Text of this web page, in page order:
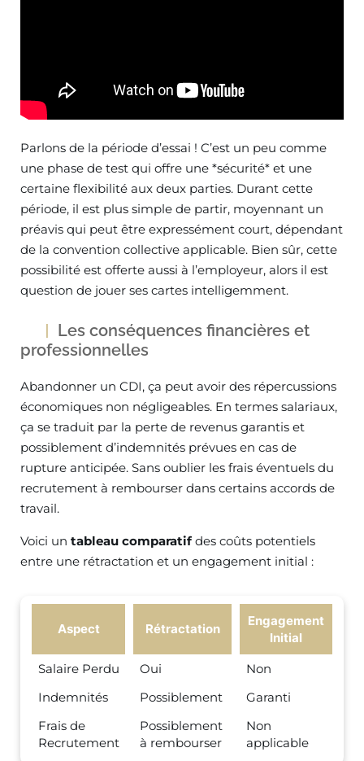
Parlons de la période d’essai ! C’est un peu comme
une phase de test qui offre une *sécurité* et une
certaine flexibilité aux deux parties. Durant cette
période, il est plus simple de partir, moyennant un
préavis qui peut être expressément court, dépendant
de la convention collective applicable. Bien sûr, cette
possibilité est offerte aussi à l’employeur, alors il est
question de jouer ses cartes intelligemment.
Les conséquences financières et
professionnelles
Abandonner un CDI, ça peut avoir des répercussions
économiques non négligeables. En termes salariaux,
ça se traduit par la perte de revenus garantis et
possiblement d’indemnités prévues en cas de
rupture anticipée. Sans oublier les frais éventuels du
recrutement à rembourser dans certains accords de
travail.
Voici un tableau comparatifdes coûts potentiels
entre une rétractation et un engagement initial :
Aspect Rétractation
Engagement
Initial
Salaire Perdu
Oui
Non
Indemnités
Possiblement
Garanti
Frais de
Recrutement
Possiblement
à rembourser
Non
applicable